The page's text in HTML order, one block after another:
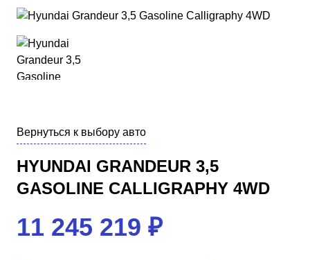
Вернуться к выбору авто
HYUNDAI GRANDEUR 3,5
GASOLINE CALLIGRAPHY 4WD
11 245 219 ₽